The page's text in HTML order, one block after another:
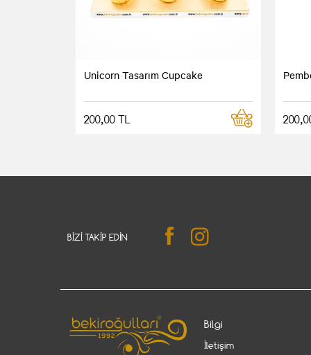
Unicorn Tasarım Cupcake
200,00 TL
BIZI TAKIP EDIN
Bilgi
İletişim